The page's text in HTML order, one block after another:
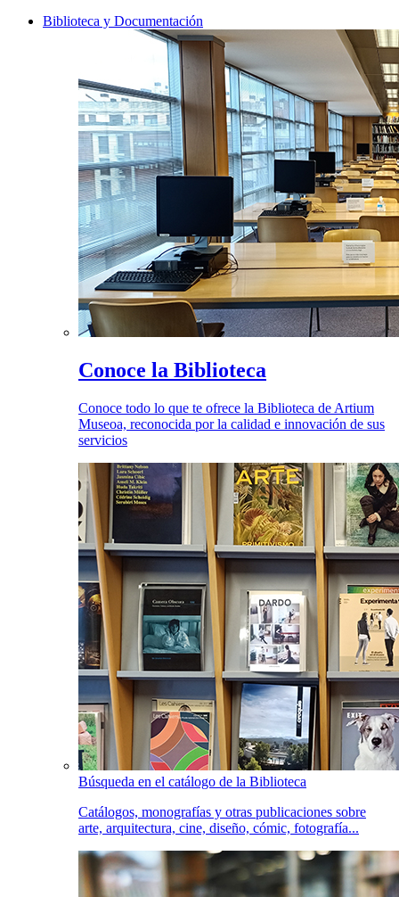
Biblioteca y Documentación
Conoce la Biblioteca
Conoce todo lo que te ofrece la Biblioteca de Artium
Museoa, reconocida por la calidad e innovación de sus
servicios
Búsqueda en el catálogo de la Biblioteca
Catálogos, monografías y otras publicaciones sobre
arte, arquitectura, cine, diseño, cómic, fotografía...